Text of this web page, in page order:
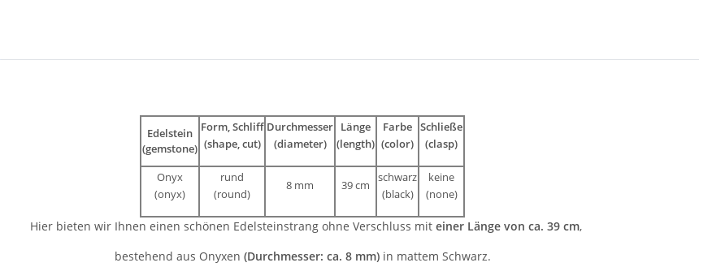
Edelstein
(gemstone)
Form, Schliff
(shape, cut)
Durchmesser
(diameter)
Länge
(length)
Farbe
(color)
Schließe
(clasp)
Onyx
(onyx)
rund
(round)
8 mm 39 cm
schwarz
(black)
keine
(none)
Hier bieten wir Ihnen einen schönen Edelsteinstrang ohne Verschluss mit einer Länge von ca. 39 cm,
bestehend aus Onyxen (Durchmesser: ca. 8 mm) in mattem Schwarz.